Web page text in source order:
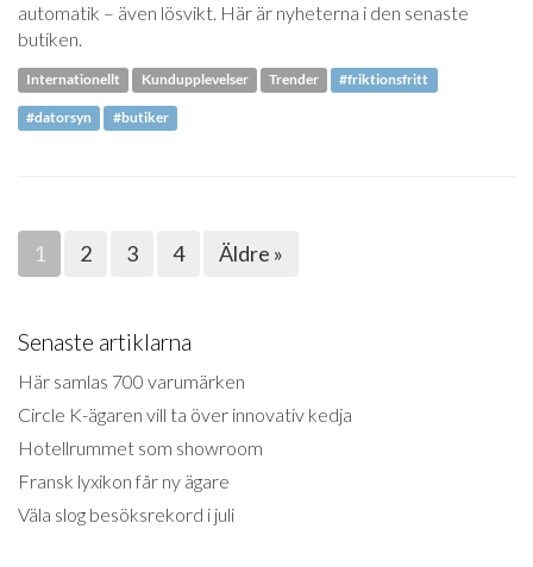
automatik – även lösvikt. Här är nyheterna i den senaste
butiken.
Internationellt Kundupplevelser Trender #friktionsfritt
#datorsyn #butiker
1 2 3 4 Äldre »
Senaste artiklarna
Här samlas 700 varumärken
Circle K-ägaren vill ta över innovativ kedja
Hotellrummet som showroom
Fransk lyxikon får ny ägare
Väla slog besöksrekord i juli